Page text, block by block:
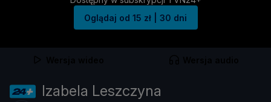
Oglądaj od 15 zł | 30 dni
Izabela Leszczyna